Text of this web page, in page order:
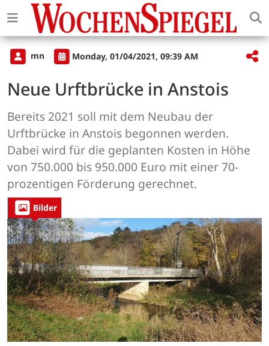
mn Monday, 01/04/2021, 09:39 AM
Neue Urftbrücke in Anstois
Bereits 2021 soll mit dem Neubau der
Urftbrücke in Anstois begonnen werden.
Dabei wird für die geplanten Kosten in Höhe
von 750.000 bis 950.000 Euro mit einer 70-
prozentigen Förderung gerechnet.
Bilder